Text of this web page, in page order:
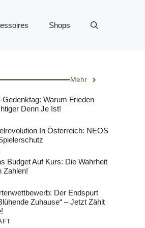
Shops
Mehr
Gedenktag: Warum Frieden
Denn Je Ist!
In Österreich: NEOS
Budget Auf Kurs: Die Wahrheit
Zahlen!
Der Endspurt
Zuhause“ – Jetzt Zählt